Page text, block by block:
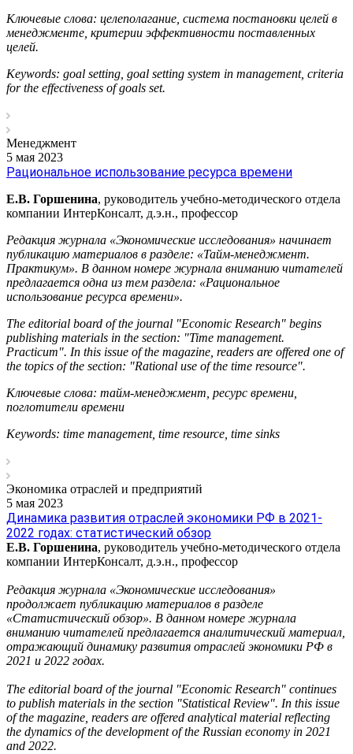
Ключевые слова: целеполагание, система постановки целей в
менеджменте, критерии эффективности поставленных
целей.
Keywords: goal setting, goal setting system in management, criteria
for the effectiveness of goals set.
Менеджмент
5 мая 2023
Рациональное использование ресурса времени
Е.В. Горшенина, руководитель учебно-методического отдела
компании ИнтерКонсалт, д.э.н., профессор
Редакция журнала «Экономические исследования» начинает
публикацию материалов в разделе: «Тайм-менеджмент.
Практикум». В данном номере журнала вниманию читателей
предлагается одна из тем раздела: «Рациональное
использование ресурса времени».
The editorial board of the journal "Economic Research" begins
publishing materials in the section: "Time management.
Practicum". In this issue of the magazine, readers are offered one of
the topics of the section: "Rational use of the time resource".
Ключевые слова: тайм-менеджмент, ресурс времени,
поглотители времени
Keywords: time management, time resource, time sinks
Экономика отраслей и предприятий
5 мая 2023
Динамика развития отраслей экономики РФ в 2021-
2022 годах: статистический обзор
Е.В. Горшенина, руководитель учебно-методического отдела
компании ИнтерКонсалт, д.э.н., профессор
Редакция журнала «Экономические исследования»
продолжает публикацию материалов в разделе
«Статистический обзор». В данном номере журнала
вниманию читателей предлагается аналитический материал,
отражающий динамику развития отраслей экономики РФ в
2021 и 2022 годах.
The editorial board of the journal "Economic Research" continues
to publish materials in the section "Statistical Review". In this issue
of the magazine, readers are offered analytical material reflecting
the dynamics of the development of the Russian economy in 2021
and 2022.